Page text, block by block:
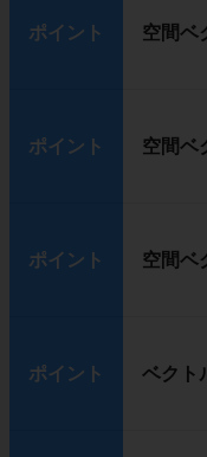
ポイント 空間ベ
ポイント 空間ベ
ポイント 空間ベ
ポイント ベクト